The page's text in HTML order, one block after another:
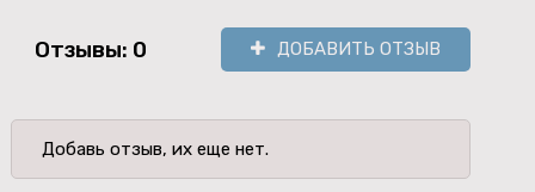
Отзывы: 0 ДОБАВИТЬ ОТЗЫВ
Добавь отзыв, их еще нет.